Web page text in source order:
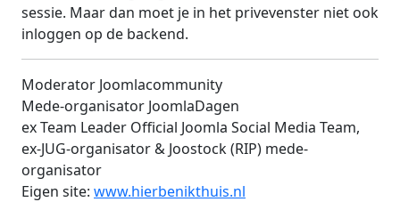
sessie. Maar dan moet je in het privevenster niet ook
inloggen op de backend.
Moderator Joomlacommunity
Mede-organisator JoomlaDagen
ex Team Leader Official Joomla Social Media Team,
ex-JUG-organisator & Joostock (RIP) mede-
organisator
Eigen site: www.hierbenikthuis.nl